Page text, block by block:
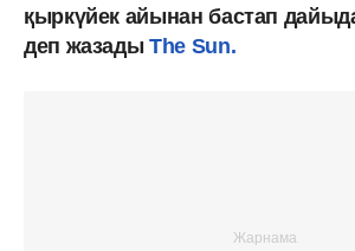
қыркүйек айынан бастап
деп жазадыThe Sun.